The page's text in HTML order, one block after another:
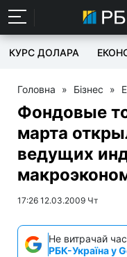
КУРС ДОЛАРА
Головна » Бізнес »
Фондовые
марта
ведущих
17:26 12.03.2009 Чт
Не витрачай
РБК-Україна у